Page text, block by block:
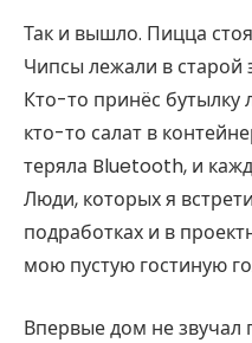
Так и вышло. Пицца
Чипсы лежали в старой
Кто-то принёс
кто-то салат в
теряла Bluetooth, и
Люди, которых я
подработках и в
мою пустую гостиную
Впервые дом не звучал